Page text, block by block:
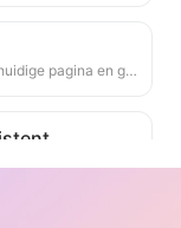
Analyseer de ranglijstgegevens van de huidige pagina en genereer een trendrapport. Identificeer populaire categorieën, snel opkomende producttypes en opkomende technologieën. Bied directe marktinzicht om je te helpen de nieuwste producttrends en marktbewegingen te begrijpen.